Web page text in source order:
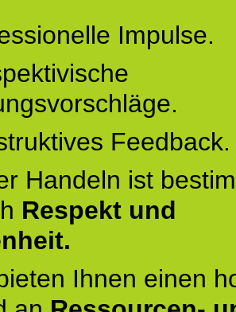
Impulse.
Feedback.
Handeln ist
Respekt und
Ihnen einen